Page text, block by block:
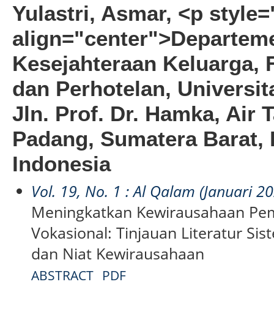
Yulastri, Asmar, <p
Kesejahteraan Keluarga,
dan Perhotelan,
Jln. Prof. Dr. Hamka, Air
Padang, Sumatera Barat,
Indonesia
Vol. 19, No. 1 : Al Qalam (Januari
Meningkatkan Kewirausahaan
Vokasional: Tinjauan Literatur
dan Niat Kewirausahaan
ABSTRACT PDF